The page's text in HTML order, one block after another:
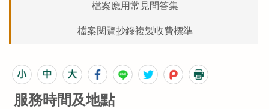
檔案應用常見問答集
檔案閱覽抄錄複製收費標準
服務時間及地點